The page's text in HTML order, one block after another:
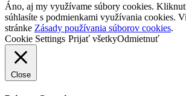
Áno, aj my využívame súbory cookies.
súhlasíte s podmienkami využívania cookies.
stránke Zásady používania súborov cookies.
Cookie Settings Prijať všetkyOdmietnuť
Close